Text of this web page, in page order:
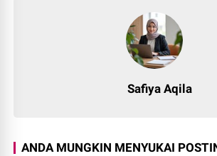
Safiya Aqila
ANDA MUNGKIN MENYUKAI